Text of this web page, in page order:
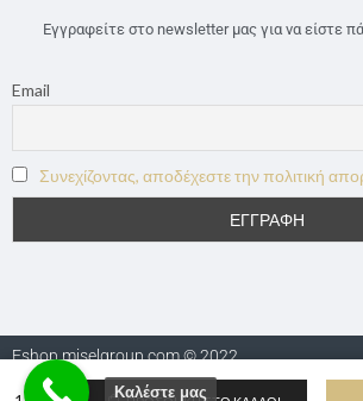
Εγγραφείτε στο newsletter μας για να είστε
Email
Συνεχίζοντας, αποδέχεστε την πολιτική
Eshop.miselgroup.com © 2022
Καλέστε μας